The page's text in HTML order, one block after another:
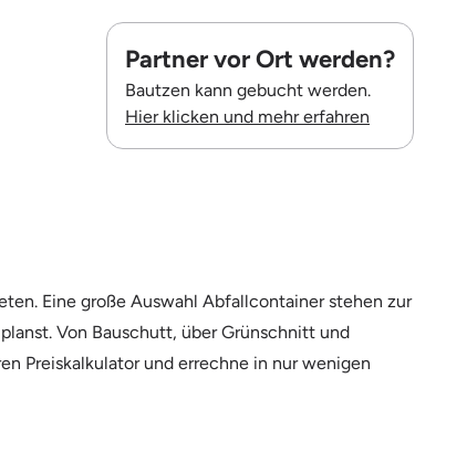
Partner vor Ort werden?
Bautzen kann gebucht werden.
Hier klicken und mehr erfahren
Eine große Auswahl Abfallcontainer stehen zur
Von Bauschutt, über Grünschnitt und
Preiskalkulator und errechne in nur wenigen